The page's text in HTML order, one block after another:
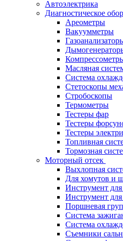
Автоэлектрика
Диагностическое
Ареометры
Вакуумметры
Масляная
Система
Стетоскопы
Стробоскопы
Термометры
Тестеры фар
Тестеры
Тестеры
Топливная
Тормозная
Моторный отсек
Выхлопная
Для хомутов и
Инструмент для
Инструмент
Поршневая
Система
Система
Съемники